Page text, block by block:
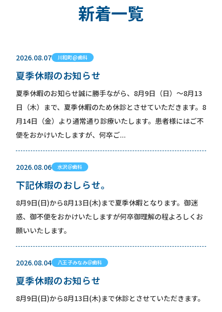
新着一覧
2026.08.07 川和町@歯科
夏季休暇のお知らせ
夏季休暇のお知らせ誠に勝手ながら、8月9日（日）～8月13
日（木）まで、夏季休暇のため休診とさせていただきます。8
月14日（金）より通常通り診療いたします。患者様にはご不
便をおかけいたしますが、何卒ご...
2026.08.06 水沢＠歯科
下記休暇のおしらせ。
8月9日(日)から8月13日(木)まで夏季休暇となります。御迷
惑、御不便をおかけいたしますが何卒御理解の程よろしくお
願いいたします。
2026.08.04 八王子みなみ＠歯科
夏季休暇のお知らせ
8月9日(日)から8月13日(木)まで休診とさせていただきます。